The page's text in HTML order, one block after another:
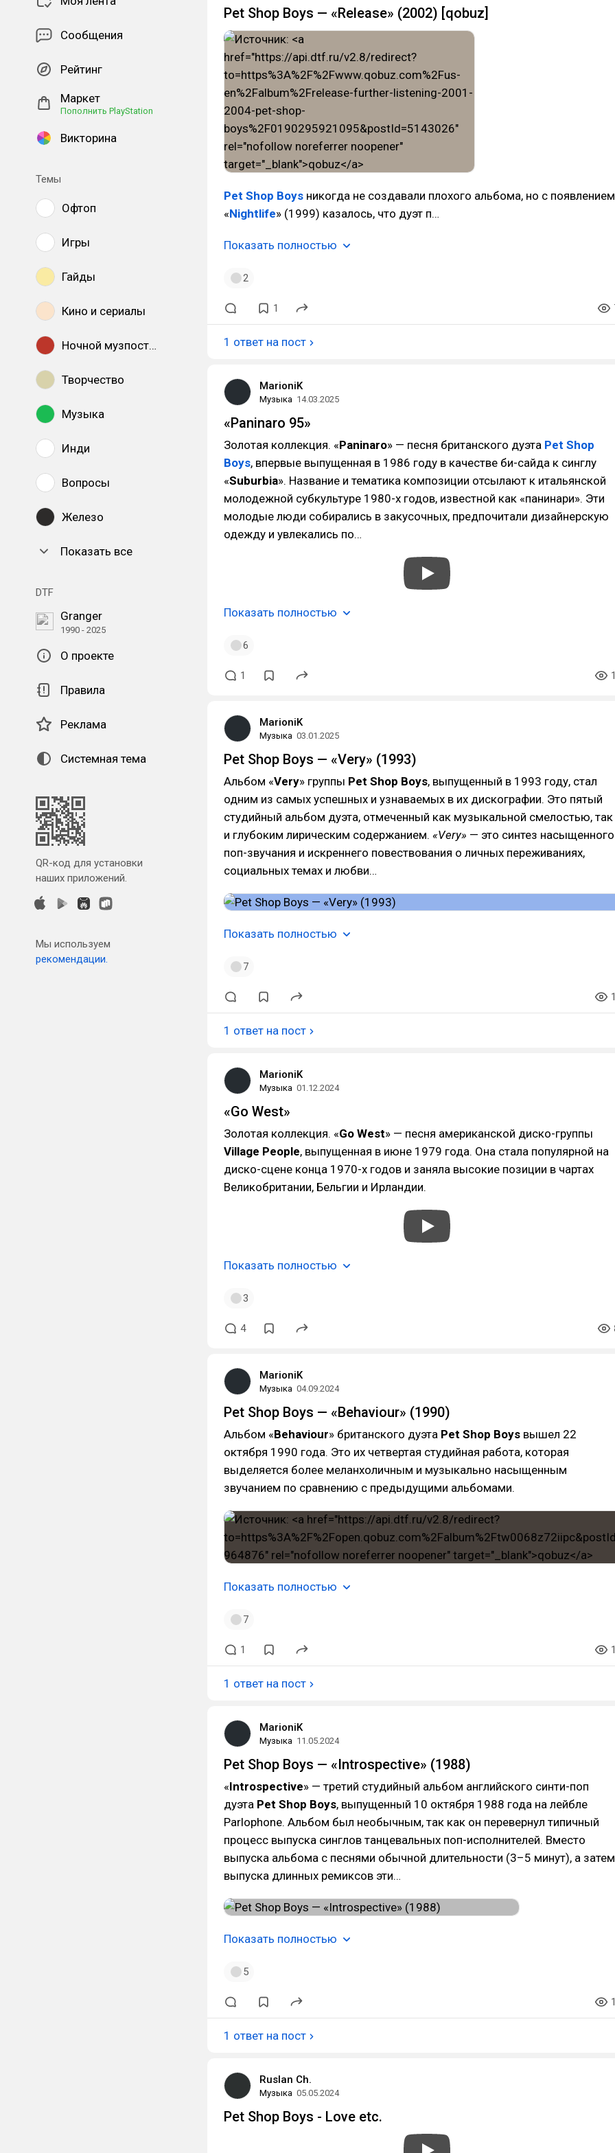
Сообщения
Рейтинг
Маркет
Пополнить PlayStation
Викторина
Темы
Офтоп
Игры
Гайды
Кино и сериалы
Ночной музпостинг
Творчество
Музыка
Инди
Вопросы
Железо
Показать все
DTF
Granger
1990 - 2025
О проекте
Правила
Реклама
Системная тема
QR-код для установки
наших приложений.
Мы используем
рекомендации.
Pet Shop Boys — «Release» (2002) [qobuz]
Pet Shop Boys никогда не создавали плохого альбома, но с появлением
«Nightlife» (1999) казалось, что дуэт п…
Показать полностью
2
1
1 ответ на пост
MarioniK
Музыка 14.03.2025
«Paninaro 95»
Золотая коллекция. «Paninaro» — песня британского дуэта Pet Shop
Boys, впервые выпущенная в 1986 году в качестве би-сайда к синглу
«Suburbia». Название и тематика композиции отсылают к итальянской
молодежной субкультуре 1980-х годов, известной как «панинари». Эти
молодые люди собирались в закусочных, предпочитали дизайнерскую
одежду и увлекались по…
Показать полностью
6
1
MarioniK
Музыка 03.01.2025
Pet Shop Boys — «Very» (1993)
Альбом «Very» группы Pet Shop Boys, выпущенный в 1993 году, стал
одним из самых успешных и узнаваемых в их дискографии. Это пятый
студийный альбом дуэта, отмеченный как музыкальной смелостью, так
и глубоким лирическим содержанием. «Very» — это синтез насыщенного
поп-звучания и искреннего повествования о личных переживаниях,
социальных темах и любви…
Показать полностью
7
1 ответ на пост
MarioniK
Музыка 01.12.2024
«Go West»
Золотая коллекция. «Go West» — песня американской диско-группы
Village People, выпущенная в июне 1979 года. Она стала популярной на
диско-сцене конца 1970-х годов и заняла высокие позиции в чартах
Великобритании, Бельгии и Ирландии.
Показать полностью
3
4
MarioniK
Музыка 04.09.2024
Pet Shop Boys — «Behaviour» (1990)
Альбом «Behaviour» британского дуэта Pet Shop Boys вышел 22
октября 1990 года. Это их четвертая студийная работа, которая
выделяется более меланхоличным и музыкально насыщенным
звучанием по сравнению с предыдущими альбомами.
Показать полностью
7
1
1 ответ на пост
MarioniK
Музыка 11.05.2024
Pet Shop Boys — «Introspective» (1988)
«Introspective» — третий студийный альбом английского синти-поп
дуэта Pet Shop Boys, выпущенный 10 октября 1988 года на лейбле
Parlophone. Альбом был необычным, так как он перевернул типичный
процесс выпуска синглов танцевальных поп-исполнителей. Вместо
выпуска альбома с песнями обычной длительности (3–5 минут), а затем
выпуска длинных ремиксов эти…
Показать полностью
5
1 ответ на пост
Ruslan Ch.
Музыка 05.05.2024
Pet Shop Boys - Love etc.